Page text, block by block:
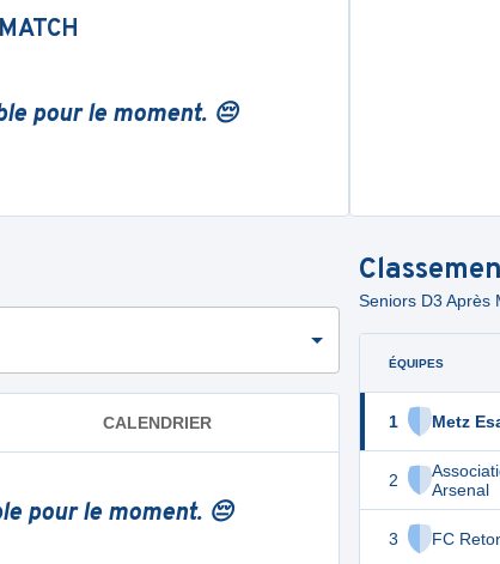
pour le moment. 😔
CALENDRIER
pour le moment. 😔
Seniors D3 Après
ÉQUIPES
1 Metz
2
Arsenal
3 FC